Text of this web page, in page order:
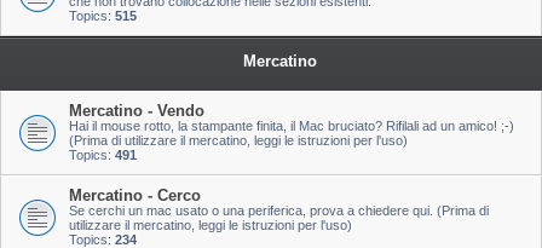
Topics: 515
Mercatino
Mercatino - Vendo
Hai il mouse rotto, la stampante finita, il Mac bruciato? Rifilali ad un amico! ;-)
(Prima di utilizzare il mercatino, leggi le istruzioni per l'uso)
Topics: 491
Mercatino - Cerco
Se cerchi un mac usato o una periferica, prova a chiedere qui. (Prima di
utilizzare il mercatino, leggi le istruzioni per l'uso)
Topics: 234